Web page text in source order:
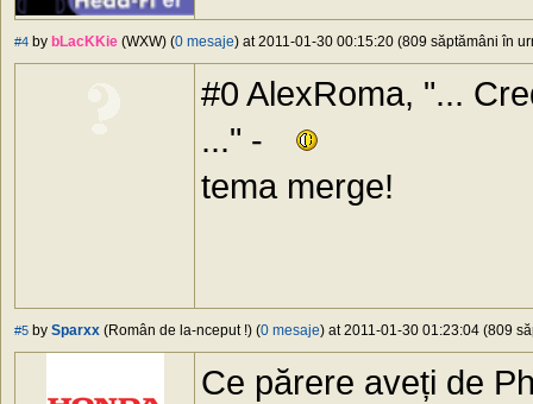
#4 by bLacKKie (WXW) (0 mesaje) at 2011-01-30 00:15:20 (809 săptămâni în
#0 AlexRoma, "...
..." -
tema merge!
#5 by Sparxx (Român de la-nceput !) (0 mesaje) at 2011-01-30 01:23:04 (809
Ce părere aveți de